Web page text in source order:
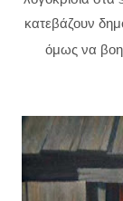
κατεβάζουν
όμως να